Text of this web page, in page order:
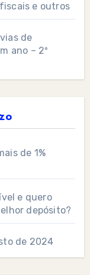
e outros
de
ano – 2º
de 1%
e quero
depósito?
de 2024